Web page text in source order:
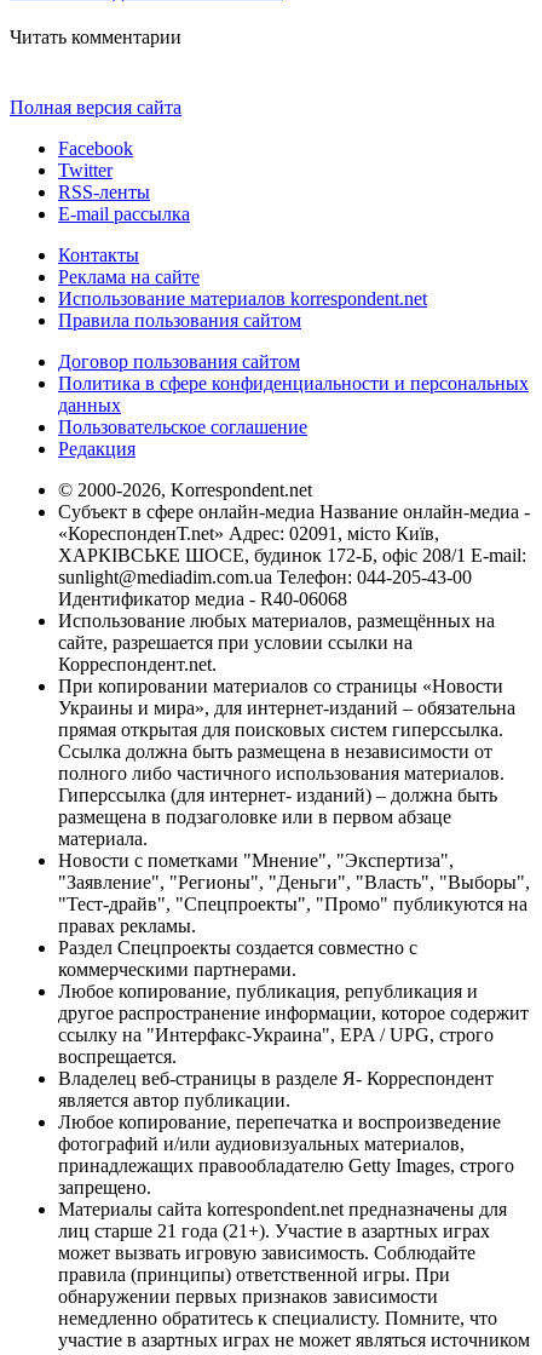
Читать комментарии
Полная версия сайта
Facebook
Twitter
RSS-ленты
E-mail рассылка
Контакты
Реклама на сайте
Использование материалов korrespondent.net
Правила пользования сайтом
Договор пользования сайтом
Политика в сфере конфиденциальности и персональных
данных
Пользовательское соглашение
Редакция
© 2000-2026, Korrespondent.net
Субъект в сфере онлайн-медиа Название онлайн-медиа -
«КореспонденТ.net» Адрес: 02091, місто Київ,
ХАРКІВСЬКЕ ШОСЕ, будинок 172-Б, офіс 208/1 E-mail:
sunlight@mediadim.com.ua Телефон: 044-205-43-00
Идентификатор медиа - R40-06068
Использование любых материалов, размещённых на
сайте, разрешается при условии ссылки на
Корреспондент.net.
При копировании материалов со страницы «Новости
Украины и мира», для интернет-изданий – обязательна
прямая открытая для поисковых систем гиперссылка.
Ссылка должна быть размещена в независимости от
полного либо частичного использования материалов.
Гиперссылка (для интернет- изданий) – должна быть
размещена в подзаголовке или в первом абзаце
материала.
Новости с пометками "Мнение", "Экспертиза",
"Заявление", "Регионы", "Деньги", "Власть", "Выборы",
"Тест-драйв", "Спецпроекты", "Промо" публикуются на
правах рекламы.
Раздел Спецпроекты создается совместно с
коммерческими партнерами.
Любое копирование, публикация, републикация и
другое распространение информации, которое содержит
ссылку на "Интерфакс-Украина", EPA / UPG, строго
воспрещается.
Владелец веб-страницы в разделе Я- Корреспондент
является автор публикации.
Любое копирование, перепечатка и воспроизведение
фотографий и/или аудиовизуальных материалов,
принадлежащих правообладателю Getty Images, строго
запрещено.
Материалы сайта korrespondent.net предназначены для
лиц старше 21 года (21+). Участие в азартных играх
может вызвать игровую зависимость. Соблюдайте
правила (принципы) ответственной игры. При
обнаружении первых признаков зависимости
немедленно обратитесь к специалисту. Помните, что
участие в азартных играх не может являться источником